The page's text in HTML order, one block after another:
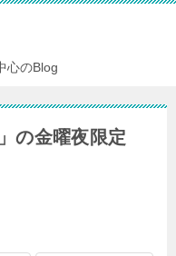
心のBlog
の金曜夜限定